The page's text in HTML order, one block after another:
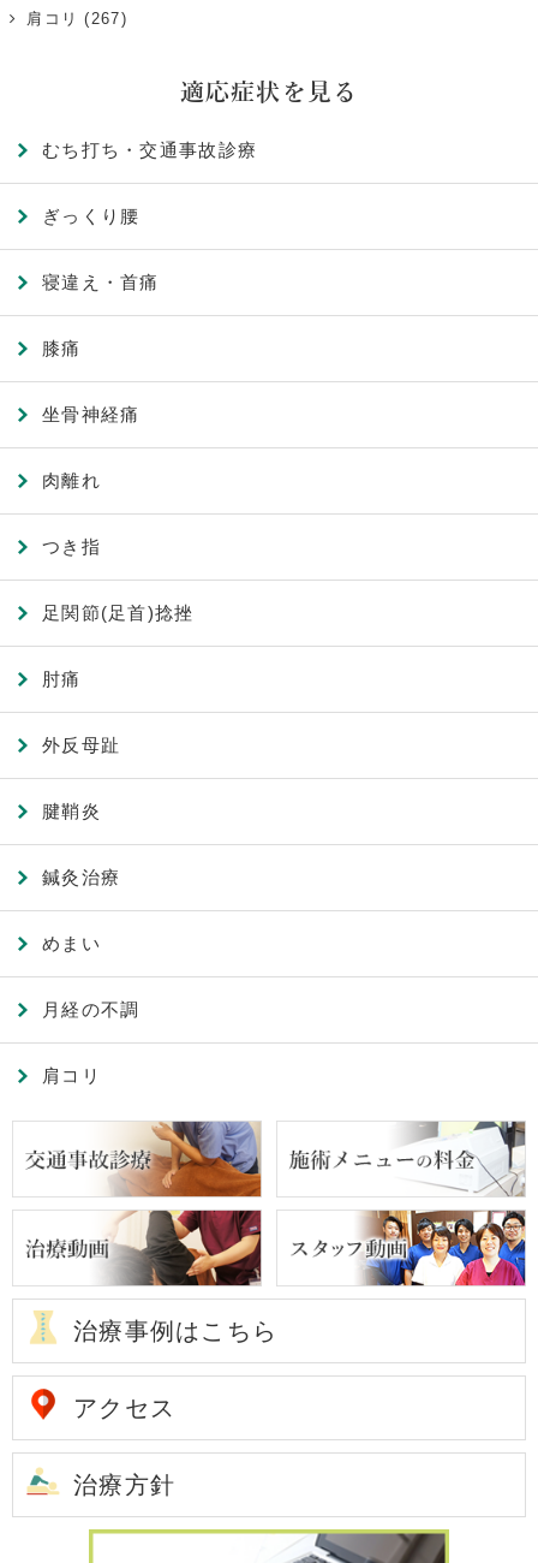
肩コリ (267)
適応症状を見る
むち打ち・交通事故診療
ぎっくり腰
寝違え・首痛
膝痛
坐骨神経痛
肉離れ
つき指
足関節(足首)捻挫
肘痛
外反母趾
腱鞘炎
鍼灸治療
めまい
月経の不調
肩コリ
治療事例はこちら
アクセス
治療方針